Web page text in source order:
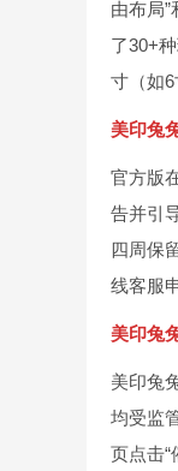
由布局
了30+
寸（如6
美印兔
官方版
告并引
四周保
线客服
美印兔
美印兔
均受监
页点击